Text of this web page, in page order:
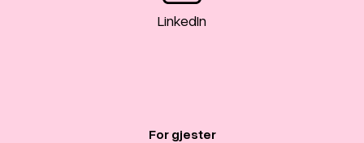
LinkedIn
For gjester